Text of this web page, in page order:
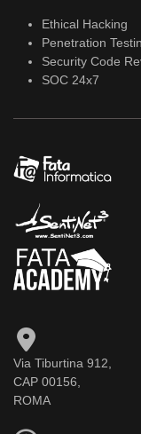
Ethical Hacking
Penetration
Security Code
SOC 24x7
Via Tiburtina 912,
CAP 00156,
ROMA